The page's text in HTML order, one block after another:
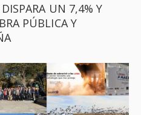
UN 7,4% Y
PÚBLICA Y